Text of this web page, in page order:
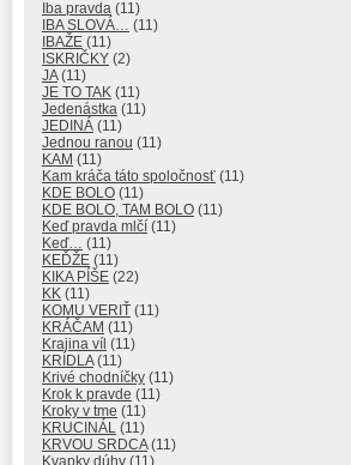
Iba pravda (11)
IBA SLOVÁ… (11)
IBAŽE (11)
ISKRIČKY (2)
JA(11)
JE TO TAK (11)
Jedenástka (11)
JEDINÁ (11)
Jednou ranou (11)
KAM (11)
Kam kráča táto spoločnosť (11)
KDE BOLO (11)
KDE BOLO, TAM BOLO (11)
Keď pravda mlčí (11)
Keď… (11)
KEĎŽE (11)
KIKA PÍŠE (22)
KK (11)
KOMU VERIŤ (11)
KRÁČAM (11)
Krajina víl (11)
KRÍDLA(11)
Krivé chodníčky (11)
Krok k pravde (11)
Kroky v tme (11)
KRUCINÁL (11)
KRVOU SRDCA(11)